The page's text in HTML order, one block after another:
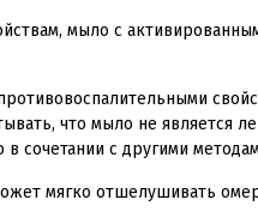
мыло с
что мыло не является
сочетании с другими
мягко отшелушивать